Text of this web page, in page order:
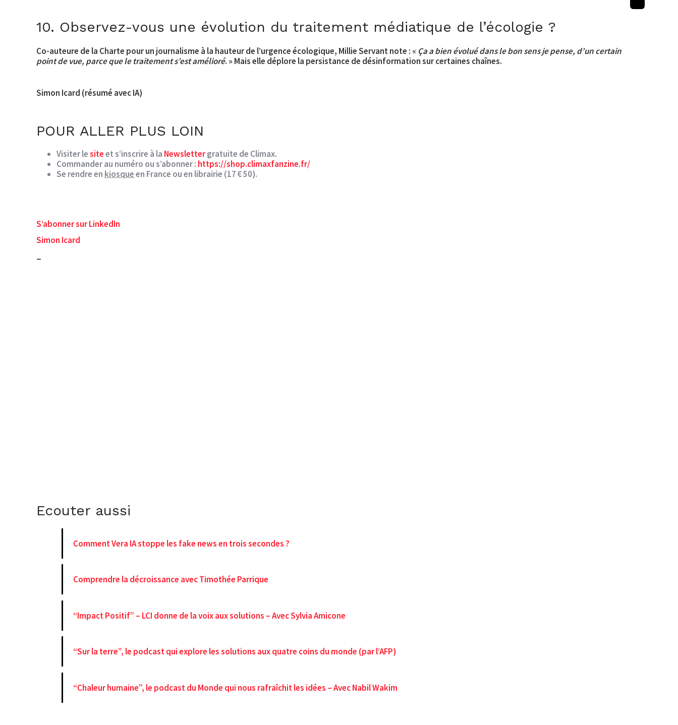
10. Observez-vous une évolution du traitement médiatique de l’écologie ?
Co-auteure de la Charte pour un journalisme à la hauteur de l’urgence écologique, Millie Servant note : « Ça a bien évolué dans le bon sens je pense, d’un certain
point de vue, parce que le traitement s’est amélioré. » Mais elle déplore la persistance de désinformation sur certaines chaînes.
Simon Icard (résumé avec IA)
POUR ALLER PLUS LOIN
Visiter lesiteet s’inscrire à la Newslettergratuite de Climax.
Commander au numéro ou s’abonner : https://shop.climaxfanzine.fr/
Se rendre en kiosqueen France ou en librairie (17 € 50).
S’abonner sur LinkedIn
Simon Icard
Ecouter aussi
Comment Vera IA stoppe les fake news en trois secondes ?
Comprendre la décroissance avec Timothée Parrique
“Impact Positif” – LCI donne de la voix aux solutions – Avec Sylvia Amicone
“Sur la terre”, le podcast qui explore les solutions aux quatre coins du monde (par l’AFP)
“Chaleur humaine”, le podcast du Monde qui nous rafraîchit les idées – Avec Nabil Wakim